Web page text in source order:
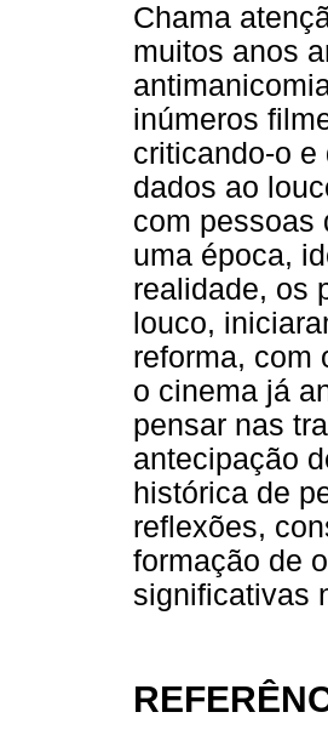
Chama
muitos anos
inúmeros
criticando-o e
dados ao
com pessoas
uma época,
realidade, os
louco,
reforma, com
o cinema já
pensar nas
antecipação
histórica de
reflexões,
formação de
significativas